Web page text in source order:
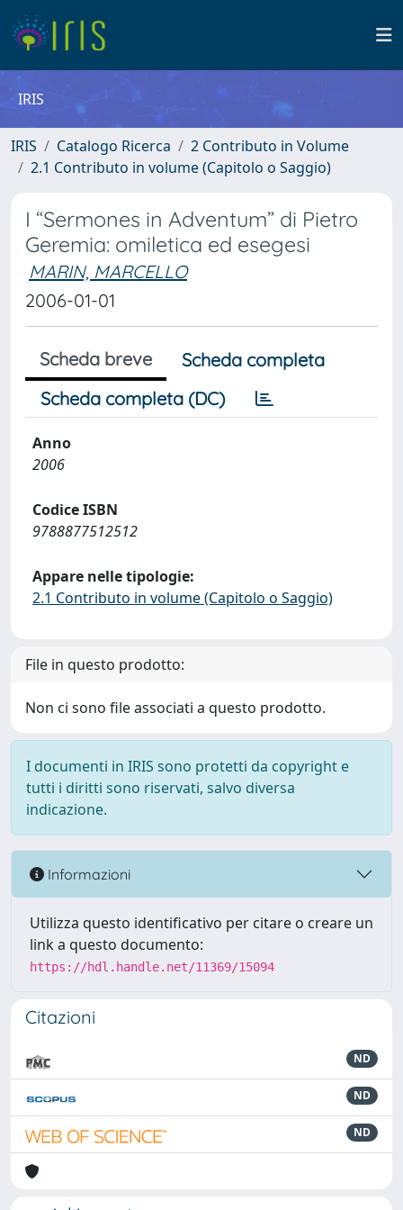
IRIS
IRIS Catalogo Ricerca
2 Contributo in Volume
2.1 Contributo in volume (Capitolo o Saggio)
I “Sermones in Adventum” di Pietro
Geremia: omiletica ed esegesi
MARIN, MARCELLO
2006-01-01
Scheda breve
Scheda completa
Scheda completa (DC)
Anno
2006
Codice ISBN
9788877512512
Appare nelle tipologie:
2.1 Contributo in volume (Capitolo o Saggio)
File in questo prodotto:
Non ci sono file associati a questo prodotto.
I documenti in IRIS sono protetti da copyright e
tutti i diritti sono riservati, salvo diversa
indicazione.
Informazioni
Utilizza questo identificativo per citare o creare un
link a questo documento:
https://hdl.handle.net/11369/15094
Citazioni
ND
ND
ND